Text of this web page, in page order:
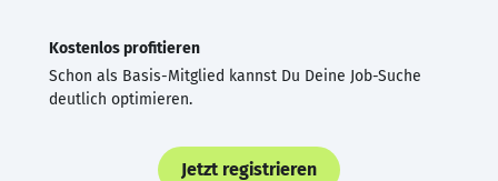
Kostenlos profitieren
Schon als Basis-Mitglied kannst Du Deine Job-Suche
deutlich optimieren.
Jetzt registrieren